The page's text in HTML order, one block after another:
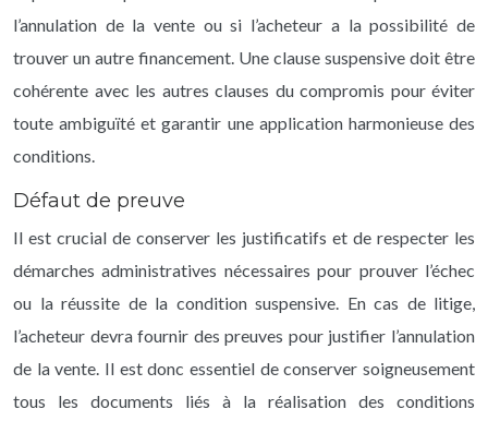
l’annulation de la vente ou si l’acheteur a la possibilité de
trouver un autre financement. Une clause suspensive doit être
cohérente avec les autres clauses du compromis pour éviter
toute ambiguïté et garantir une application harmonieuse des
conditions.
Défaut de preuve
Il est crucial de conserver les justificatifs et de respecter les
démarches administratives nécessaires pour prouver l’échec
ou la réussite de la condition suspensive. En cas de litige,
l’acheteur devra fournir des preuves pour justifier l’annulation
de la vente. Il est donc essentiel de conserver soigneusement
tous les documents liés à la réalisation des conditions